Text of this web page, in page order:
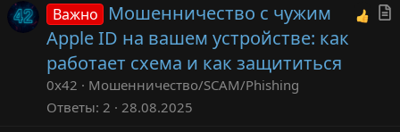
Важно
Мошенничество с чужим
Apple ID на вашем устройстве: как
работает схема и как защититься
0x42
Мошенничество/SCAM/Phishing
Ответы 2 28.08.2025